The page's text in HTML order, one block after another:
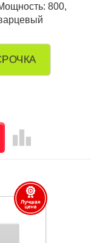
800,
leaderboard